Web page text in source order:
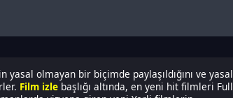
yasal olmayan bir biçimde paylaşıldığını ve yasal
Film izle başlığı altında, en yeni hit filmleri Full